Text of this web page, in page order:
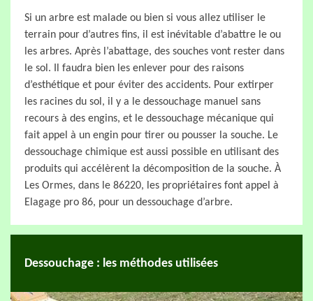
Si un arbre est malade ou bien si vous allez utiliser le
terrain pour d’autres fins, il est inévitable d’abattre le ou
les arbres. Après l’abattage, des souches vont rester dans
le sol. Il faudra bien les enlever pour des raisons
d’esthétique et pour éviter des accidents. Pour extirper
les racines du sol, il y a le dessouchage manuel sans
recours à des engins, et le dessouchage mécanique qui
fait appel à un engin pour tirer ou pousser la souche. Le
dessouchage chimique est aussi possible en utilisant des
produits qui accélèrent la décomposition de la souche. À
Les Ormes, dans le 86220, les propriétaires font appel à
Elagage pro 86, pour un dessouchage d’arbre.
Dessouchage : les méthodes utilisées